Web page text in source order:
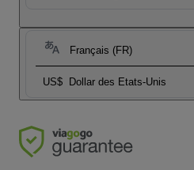
Français (FR)
US$ Dollar des Etats-Unis